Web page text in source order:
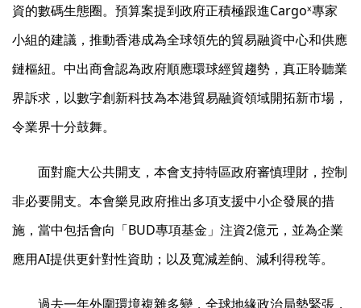
資的數碼生態圈。預算案提到政府正積極跟進Cargoˣ專家
小組的建議，推動香港成為全球領先的貿易融資中心和供應
鏈樞紐。中出商會認為政府順應環球經貿趨勢，真正聆聽業
界訴求，以數字創新科技為本港貿易融資領域開拓新市場，
令業界十分鼓舞。
面對龐大公共開支，本會支持特區政府審慎理財，控制
非必要開支。本會樂見政府推出多項支援中小企發展的措
施，當中包括會向「BUD專項基金」注資2億元，並為企業
應用AI提供更針對性資助；以及寬減差餉、減利得稅等。
過去一年外圍環境複雜多變，全球地緣政治局勢緊張，